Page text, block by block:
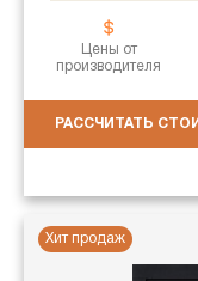
Цены от
производителя
РАССЧИТАТЬ
Хит продаж